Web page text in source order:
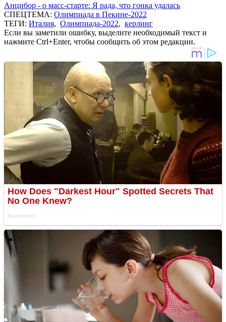
Анцибор - о масс-старте: Я рада, что гонка удалась
СПЕЦТЕМА: Олимпиада в Пекине-2022
ТЕГИ: Италия, Олимпиада-2022, керлинг
Если вы заметили ошибку, выделите необходимый текст и
нажмите Ctrl+Enter, чтобы сообщить об этом редакции.